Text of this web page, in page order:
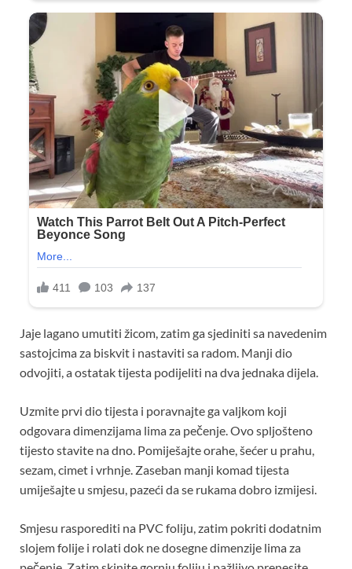
Jaje lagano umutiti žicom, zatim ga sjediniti sa navedenim
sastojcima za biskvit i nastaviti sa radom. Manji dio
odvojiti, a ostatak tijesta podijeliti na dva jednaka dijela.
Uzmite prvi dio tijesta i poravnajte ga valjkom koji
odgovara dimenzijama lima za pečenje. Ovo spljošteno
tijesto stavite na dno. Pomiješajte orahe, šećer u prahu,
sezam, cimet i vrhnje. Zaseban manji komad tijesta
umiješajte u smjesu, pazeći da se rukama dobro izmijesi.
Smjesu rasporediti na PVC foliju, zatim pokriti dodatnim
slojem folije i rolati dok ne dosegne dimenzije lima za